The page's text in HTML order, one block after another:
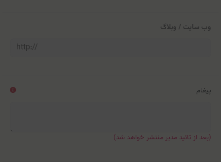
وب سایت / وبلاگ
پیغام
(بعد از تائید مدیر منتشر خواهد شد)